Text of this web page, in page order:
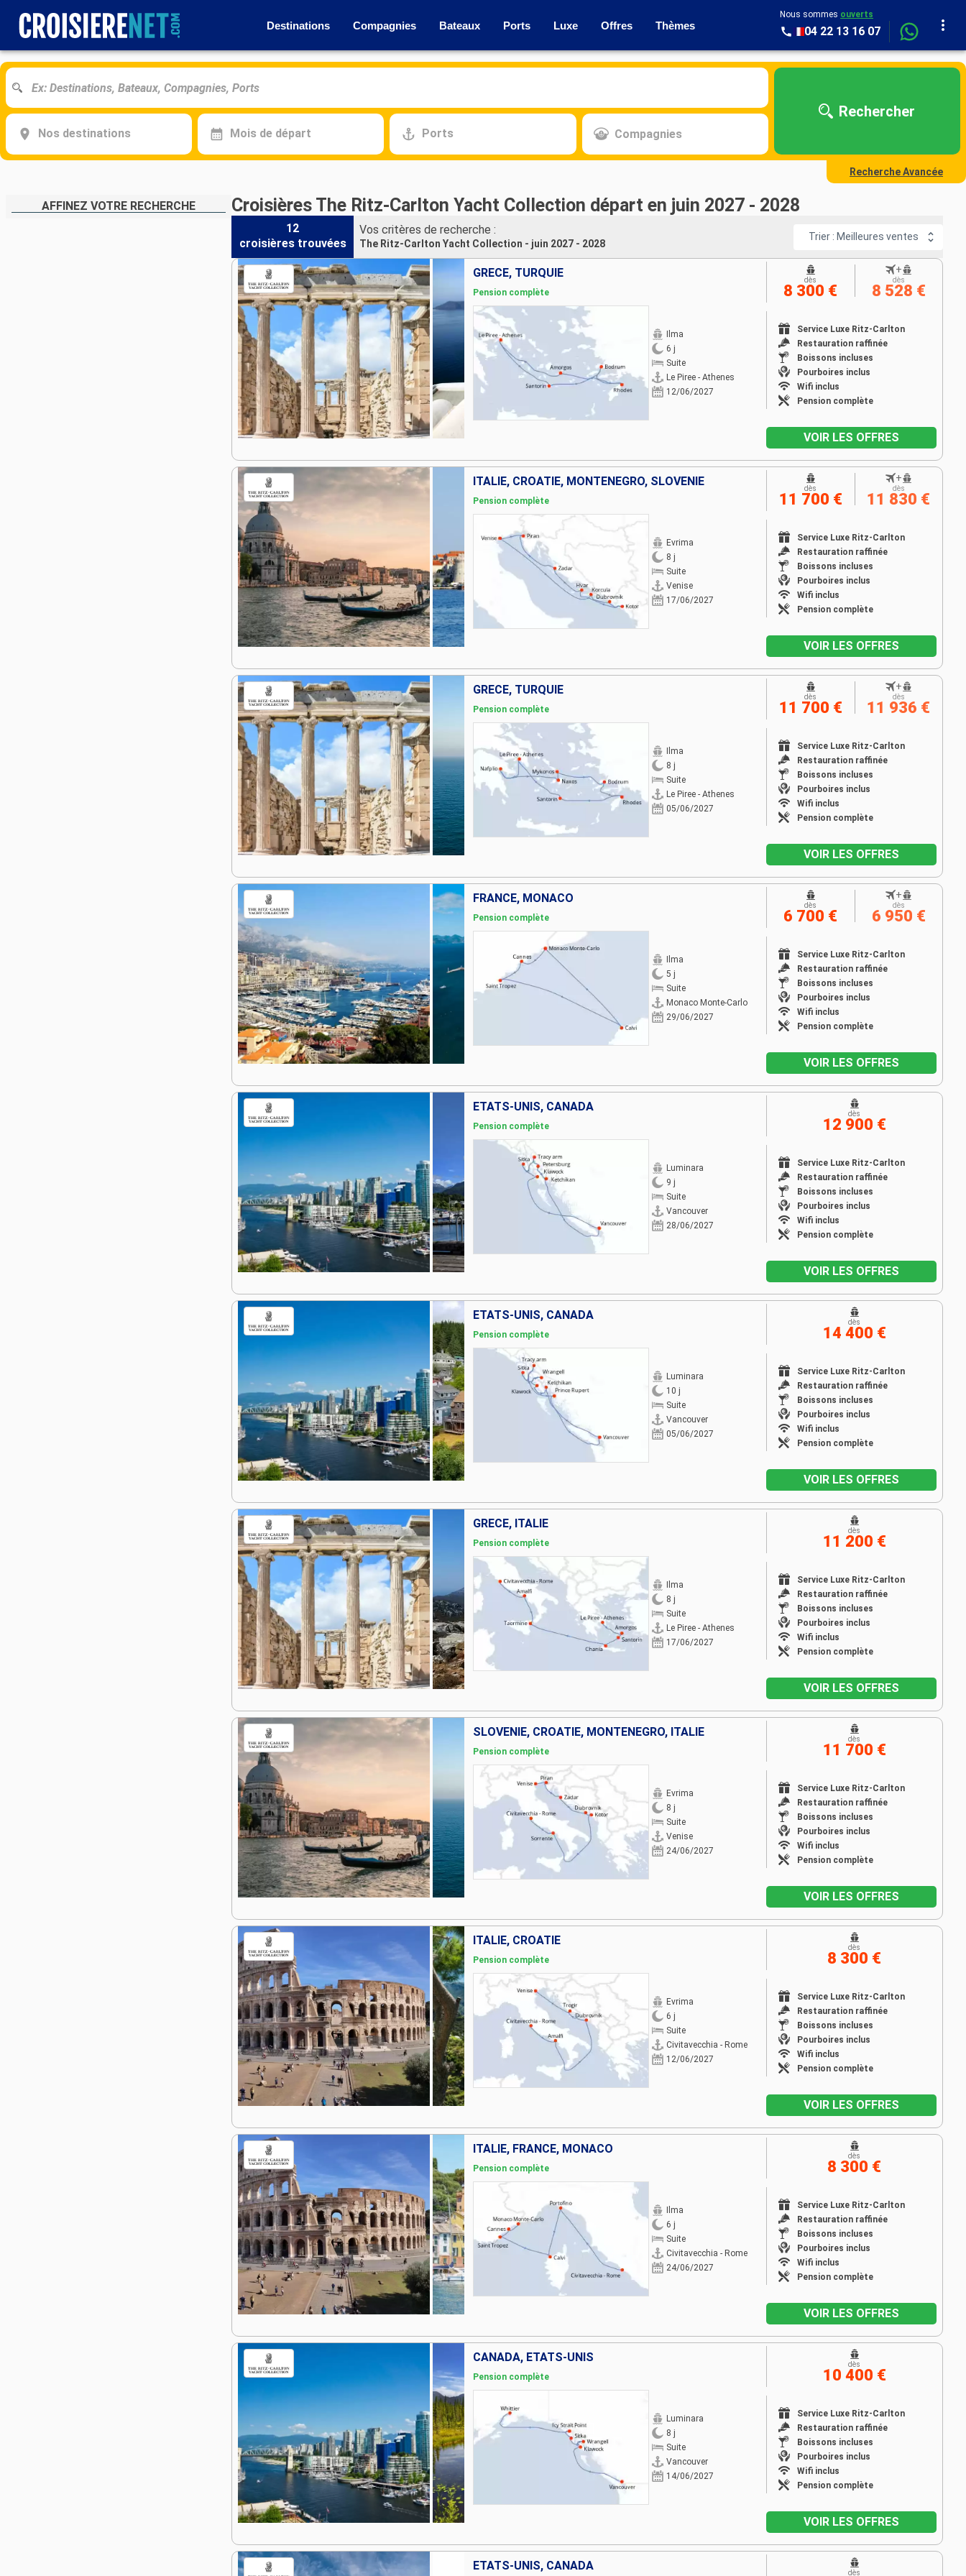
Destinations Compagnies Bateaux Ports Luxe Offres Thèmes
Nous sommes ouverts
04 22 13 16 07
Nos destinations Mois de départ Ports Compagnies
Rechercher
Recherche Avancée
AFFINEZ VOTRE RECHERCHE Croisières The Ritz-Carlton Yacht Collection départ en juin 2027 - 2028
12
croisières trouvées
Vos critères de recherche :
The Ritz-Carlton Yacht Collection - juin 2027 - 2028
Trier : Meilleures ventes
GRÈCE, TURQUIE
Pension complète
Ilma
6 j
Suite
Le Piree - Athenes
12/06/2027
Service Luxe Ritz-Carlton
Restauration raffinée
Boissons incluses
Pourboires inclus
Wifi inclus
Pension complète
dès
8 300 €
+
dès
8 528 €
VOIR LES OFFRES
ITALIE, CROATIE, MONTÉNÉGRO, SLOVÉNIE
Pension complète
Evrima
8 j
Suite
Venise
17/06/2027
Service Luxe Ritz-Carlton
Restauration raffinée
Boissons incluses
Pourboires inclus
Wifi inclus
Pension complète
dès
11 700 €
+
dès
11 830 €
VOIR LES OFFRES
GRÈCE, TURQUIE
Pension complète
Ilma
8 j
Suite
Le Piree - Athenes
05/06/2027
Service Luxe Ritz-Carlton
Restauration raffinée
Boissons incluses
Pourboires inclus
Wifi inclus
Pension complète
dès
11 700 €
+
dès
11 936 €
VOIR LES OFFRES
FRANCE, MONACO
Pension complète
Ilma
5 j
Suite
Monaco Monte-Carlo
29/06/2027
Service Luxe Ritz-Carlton
Restauration raffinée
Boissons incluses
Pourboires inclus
Wifi inclus
Pension complète
dès
6 700 €
+
dès
6 950 €
VOIR LES OFFRES
ÉTATS-UNIS, CANADA
Pension complète
Luminara
9 j
Suite
Vancouver
28/06/2027
Service Luxe Ritz-Carlton
Restauration raffinée
Boissons incluses
Pourboires inclus
Wifi inclus
Pension complète
dès
12 900 €
VOIR LES OFFRES
ÉTATS-UNIS, CANADA
Pension complète
Luminara
10 j
Suite
Vancouver
05/06/2027
Service Luxe Ritz-Carlton
Restauration raffinée
Boissons incluses
Pourboires inclus
Wifi inclus
Pension complète
dès
14 400 €
VOIR LES OFFRES
GRÈCE, ITALIE
Pension complète
Ilma
8 j
Suite
Le Piree - Athenes
17/06/2027
Service Luxe Ritz-Carlton
Restauration raffinée
Boissons incluses
Pourboires inclus
Wifi inclus
Pension complète
dès
11 200 €
VOIR LES OFFRES
SLOVÉNIE, CROATIE, MONTÉNÉGRO, ITALIE
Pension complète
Evrima
8 j
Suite
Venise
24/06/2027
Service Luxe Ritz-Carlton
Restauration raffinée
Boissons incluses
Pourboires inclus
Wifi inclus
Pension complète
dès
11 700 €
VOIR LES OFFRES
ITALIE, CROATIE
Pension complète
Evrima
6 j
Suite
Civitavecchia - Rome
12/06/2027
Service Luxe Ritz-Carlton
Restauration raffinée
Boissons incluses
Pourboires inclus
Wifi inclus
Pension complète
dès
8 300 €
VOIR LES OFFRES
ITALIE, FRANCE, MONACO
Pension complète
Ilma
6 j
Suite
Civitavecchia - Rome
24/06/2027
Service Luxe Ritz-Carlton
Restauration raffinée
Boissons incluses
Pourboires inclus
Wifi inclus
Pension complète
dès
8 300 €
VOIR LES OFFRES
CANADA, ÉTATS-UNIS
Pension complète
Luminara
8 j
Suite
Vancouver
14/06/2027
Service Luxe Ritz-Carlton
Restauration raffinée
Boissons incluses
Pourboires inclus
Wifi inclus
Pension complète
dès
10 400 €
VOIR LES OFFRES
ÉTATS-UNIS, CANADA
dès